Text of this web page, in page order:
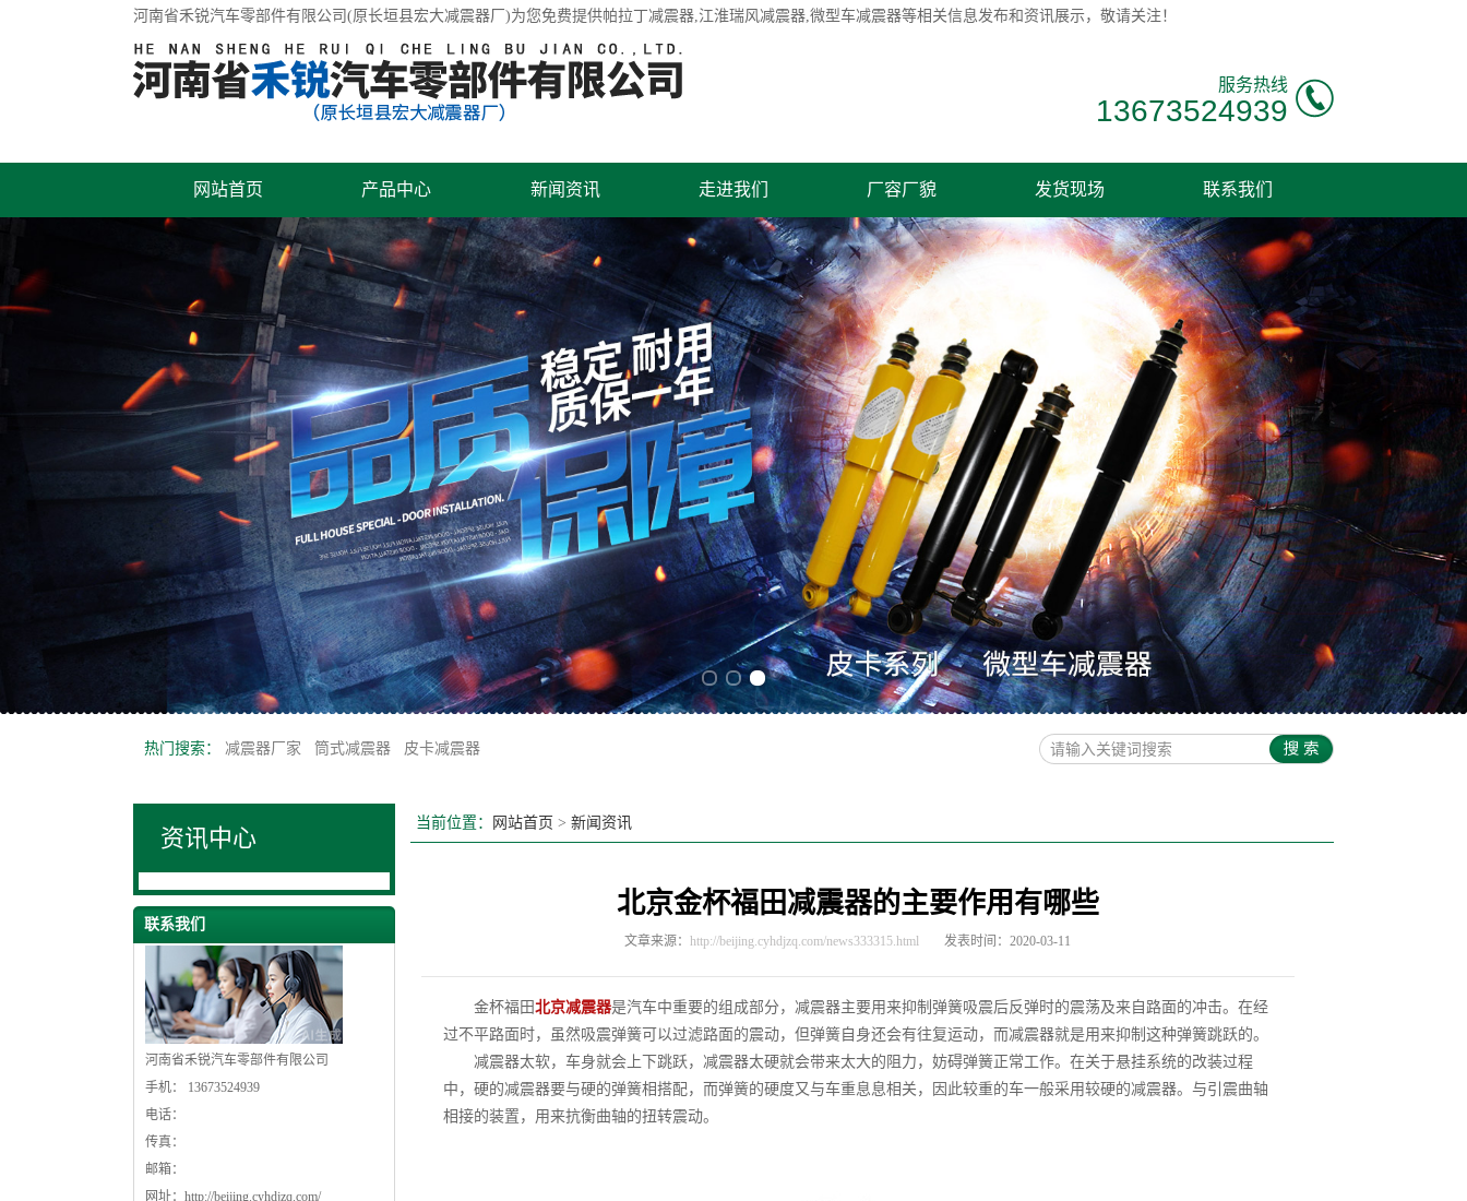
河南省禾锐汽车零部件有限公司(原长垣县宏大减震器厂)为您免费提供帕拉丁减震器,江淮瑞风减震器,微型车减震器等相关信息发布和资讯展示，敬请关注！
服务热线
13673524939
网站首页 产品中心 新闻资讯 走进我们 厂容厂貌 发货现场 联系我们
热门搜索： 减震器厂家 筒式减震器 皮卡减震器
资讯中心
联系我们
河南省禾锐汽车零部件有限公司
手机： 13673524939
电话：
传真：
邮箱：
网址： http://beijing.cyhdjzq.com/
当前位置： 网站首页 > 新闻资讯
北京金杯福田减震器的主要作用有哪些
文章来源： http://beijing.cyhdjzq.com/news333315.html 发表时间：2020-03-11
金杯福田北京减震器是汽车中重要的组成部分，减震器主要用来抑制弹簧吸震后反弹时的震荡及来自路面的冲击。在经
过不平路面时，虽然吸震弹簧可以过滤路面的震动，但弹簧自身还会有往复运动，而减震器就是用来抑制这种弹簧跳跃的。
减震器太软，车身就会上下跳跃，减震器太硬就会带来太大的阻力，妨碍弹簧正常工作。在关于悬挂系统的改装过程
中，硬的减震器要与硬的弹簧相搭配，而弹簧的硬度又与车重息息相关，因此较重的车一般采用较硬的减震器。与引震曲轴
相接的装置，用来抗衡曲轴的扭转震动。